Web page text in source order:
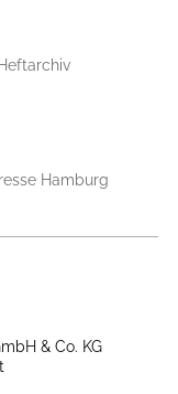
Hamburg
& Co. KG